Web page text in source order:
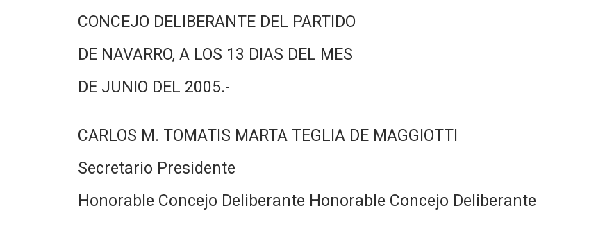
CONCEJO DELIBERANTE DEL PARTIDO
DE NAVARRO, A LOS 13 DIAS DEL MES
DE JUNIO DEL 2005.-
CARLOS M. TOMATIS MARTA TEGLIA DE MAGGIOTTI
Secretario Presidente
Honorable Concejo Deliberante Honorable Concejo Deliberante